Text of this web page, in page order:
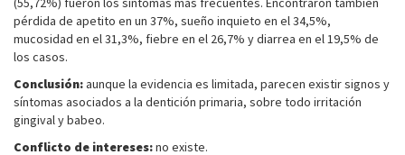
pérdida de apetito en un 37%, sueño inquieto en el 34,5%,
mucosidad en el 31,3%, fiebre en el 26,7% y diarrea en el 19,5% de
los casos.
Conclusión:aunque la evidencia es limitada, parecen existir signos y
síntomas asociados a la dentición primaria, sobre todo irritación
gingival y babeo.
Conflicto de intereses:no existe.